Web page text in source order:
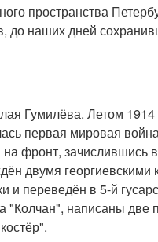
пространства
до наших дней
Гумилёва. Летом
первая мировая
фронт, зачислившись
двумя
переведён в 5-й
написаны две